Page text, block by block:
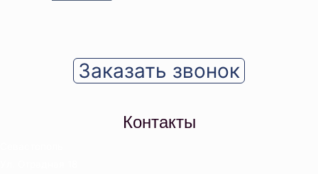
Заказать звонок
Контакты